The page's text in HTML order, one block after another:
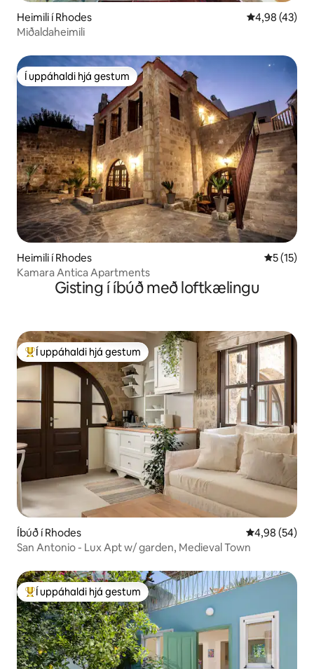
Heimili í Rhodes 4,98 af 5 í
4,98 (43)
Miðaldaheimili
Í uppáhaldi hjá gestum
Í uppáhaldi hjá gestum
Heimili í Rhodes 5 af 5 í
5 (15)
Kamara Antica Apartments
Gisting í íbúð með loftkælingu
Í mestu uppáhaldi hjá gestum
Í uppáhaldi hjá gestum
Íbúð í Rhodes 4,98 af 5 í
4,98 (54)
San Antonio - Lux Apt w/ garden, Medieval Town
Í mestu uppáhaldi hjá gestum
Í uppáhaldi hjá gestum